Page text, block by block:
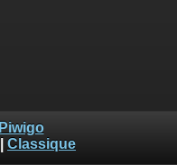
Piwigo
Classique